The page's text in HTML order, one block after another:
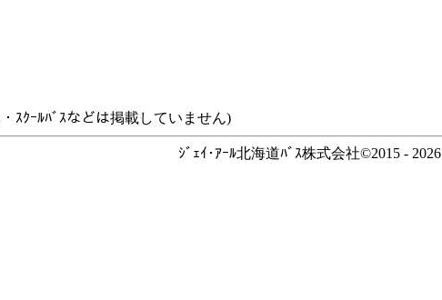
ｽｸｰﾙﾊﾞｽなどは掲載していません)
ｼﾞｪｲ･ｱｰﾙ北海道ﾊﾞｽ株式会社©2015 - 2026